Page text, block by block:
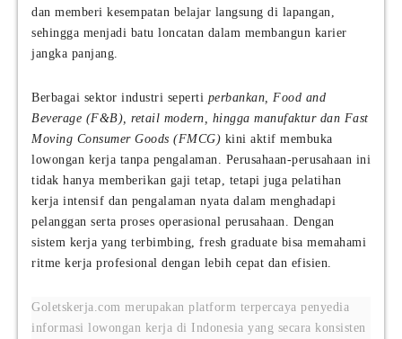
dan memberi kesempatan belajar langsung di lapangan,
sehingga menjadi batu loncatan dalam membangun karier
jangka panjang.
Berbagai sektor industri seperti perbankan, Food and
Beverage (F&B), retail modern, hingga manufaktur dan Fast
Moving Consumer Goods (FMCG) kini aktif membuka
lowongan kerja tanpa pengalaman. Perusahaan-perusahaan ini
tidak hanya memberikan gaji tetap, tetapi juga pelatihan
kerja intensif dan pengalaman nyata dalam menghadapi
pelanggan serta proses operasional perusahaan. Dengan
sistem kerja yang terbimbing, fresh graduate bisa memahami
ritme kerja profesional dengan lebih cepat dan efisien.
Goletskerja.com merupakan platform terpercaya penyedia
informasi lowongan kerja di Indonesia yang secara konsisten